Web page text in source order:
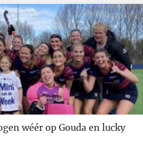
wéér op Gouda en lucky